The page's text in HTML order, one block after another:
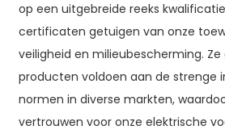
op een uitgebreide reeks
certificaten getuigen van onze
veiligheid en milieubescherming.
producten voldoen aan de strenge
normen in diverse markten,
vertrouwen voor onze elektrische